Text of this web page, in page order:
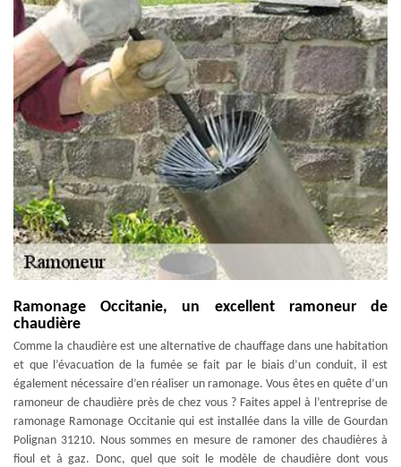
Ramonage Occitanie, un excellent ramoneur de
chaudière
Comme la chaudière est une alternative de chauffage dans une habitation
et que l’évacuation de la fumée se fait par le biais d’un conduit, il est
également nécessaire d’en réaliser un ramonage. Vous êtes en quête d’un
ramoneur de chaudière près de chez vous ? Faites appel à l’entreprise de
ramonage Ramonage Occitanie qui est installée dans la ville de Gourdan
Polignan 31210. Nous sommes en mesure de ramoner des chaudières à
fioul et à gaz. Donc, quel que soit le modèle de chaudière dont vous